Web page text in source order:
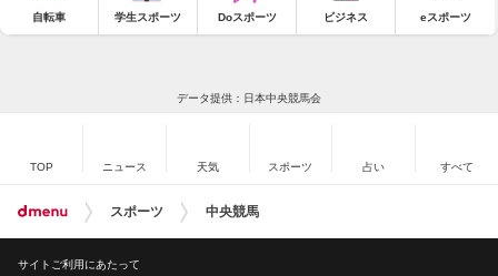
自転車 学生スポーツ Doスポーツ ビジネス eスポーツ
データ提供：日本中央競馬会
TOP ニュース 天気 スポーツ 占い すべて
スポーツ 中央競馬
サイトご利用にあたって